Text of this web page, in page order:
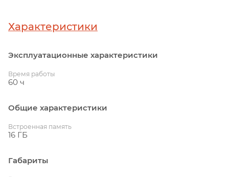
Характеристики
Эксплуатационные характеристики
Время работы
60 ч
Общие характеристики
Встроенная память
16 ГБ
Габариты